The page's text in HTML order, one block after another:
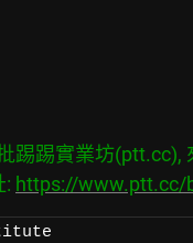
踢踢實業坊(ptt.cc),
: https://www.ptt.cc/